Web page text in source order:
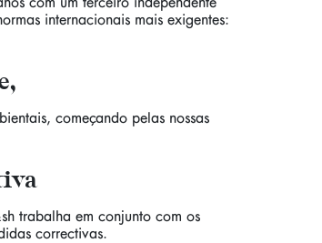
com um terceiro independente
internacionais mais exigentes:
começando pelas nossas
trabalha em conjunto com os
correctivas.